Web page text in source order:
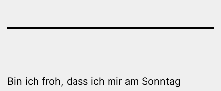
Bin ich froh, dass ich mir am Sonntag